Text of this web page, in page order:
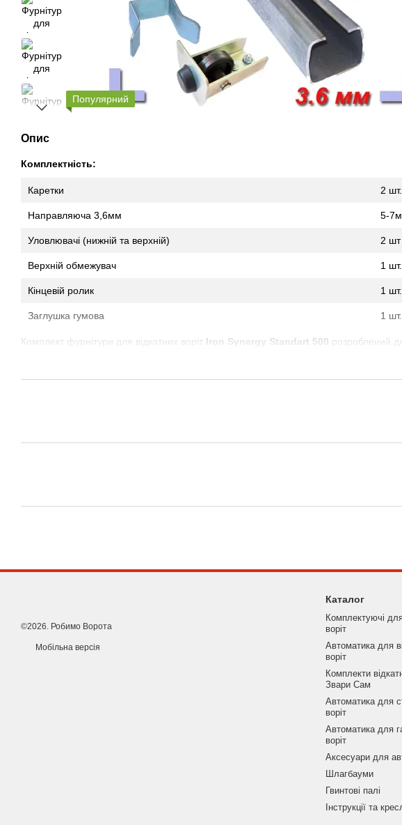
Популярний
Опис
Комплектність:
Каретки 2 шт.
Направляюча 3,6мм 5-7м.
Уловлювачі (нижній та верхній) 2 шт
Верхній обмежувач 1 шт.
Кінцевій ролик 1 шт.
Заглушка гумова 1 шт.
Комплект фурнітури для відкатних воріт Iron Synergy Standart 500 розроблений
плавного ходу.
©2026. Робимо Ворота
Мобільна версія
Каталог
Комплектуючі
воріт
Автоматика для
воріт
Комплекти
Звари Сам
Автоматика для
воріт
Автоматика для
воріт
Аксесуари для
Шлагбауми
Гвинтові палі
Інструкції та